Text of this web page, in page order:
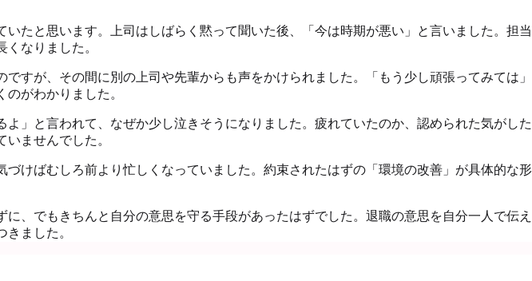
たと思います。上司はしばらく黙って聞いた後、「今は時期が悪い」と言いました。担当
なりました。
すが、その間に別の上司や先輩からも声をかけられました。「もう少し頑張ってみては」
がわかりました。
」と言われて、なぜか少し泣きそうになりました。疲れていたのか、認められた気がした
ませんでした。
けばむしろ前より忙しくなっていました。約束されたはずの「環境の改善」が具体的な形
、でもきちんと自分の意思を守る手段があったはずでした。退職の意思を自分一人で伝え
ました。